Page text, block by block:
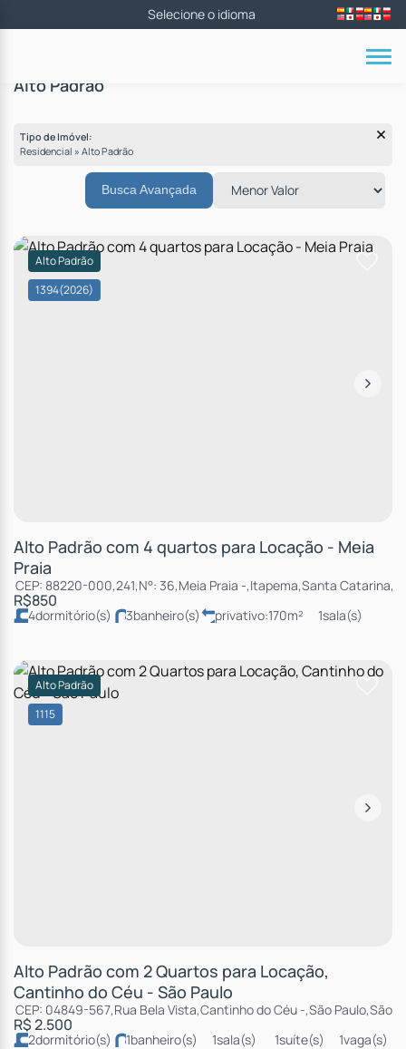
Alto Padrão
Tipo de Imóvel:
Busca Avançada
1394(2026)
Alto Padrão
Alto Padrão com 4 quartos para Locação - Meia
Praia
R$850
CEP: 88220-000,241,N°: 36,Meia Praia ,Itapema,Santa Catarina,
4dormitório(s) 3banheiro(s) privativo:170m² 1sala(s)
1115
Alto Padrão
Alto Padrão com 2 Quartos para Locação,
Cantinho do Céu - São Paulo
R$2.500
CEP: 04849-567,Rua Bela Vista,Cantinho do Céu ,São Paulo,São
2dormitório(s) 1banheiro(s) 1sala(s) 1suíte(s) 1vaga(s)